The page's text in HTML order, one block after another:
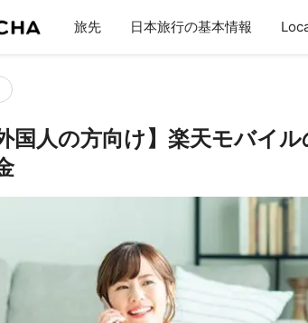
旅先 日本旅行の基本情報
国人の方向け】楽天モバイ